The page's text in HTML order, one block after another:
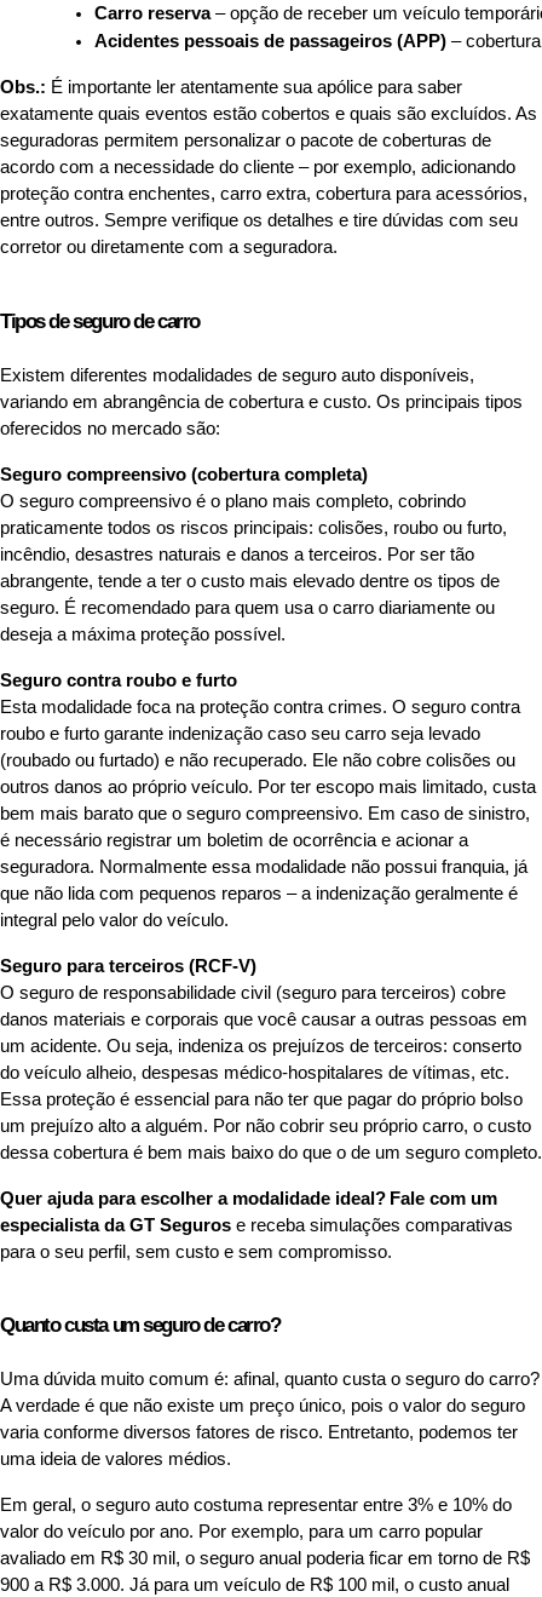
Carro reserva – opção de receber um veículo
Acidentes pessoais de passageiros (APP) –
Obs.: É importante ler atentamente sua apólice para saber
exatamente quais eventos estão cobertos e quais são excluídos. As
seguradoras permitem personalizar o pacote de coberturas de
acordo com a necessidade do cliente – por exemplo, adicionando
proteção contra enchentes, carro extra, cobertura para acessórios,
entre outros. Sempre verifique os detalhes e tire dúvidas com seu
corretor ou diretamente com a seguradora.
Tipos de seguro de carro
Existem diferentes modalidades de seguro auto disponíveis,
variando em abrangência de cobertura e custo. Os principais tipos
oferecidos no mercado são:
Seguro compreensivo (cobertura completa)
O seguro compreensivo é o plano mais completo, cobrindo
praticamente todos os riscos principais: colisões, roubo ou furto,
incêndio, desastres naturais e danos a terceiros. Por ser tão
abrangente, tende a ter o custo mais elevado dentre os tipos de
seguro. É recomendado para quem usa o carro diariamente ou
deseja a máxima proteção possível.
Seguro contra roubo e furto
Esta modalidade foca na proteção contra crimes. O seguro contra
roubo e furto garante indenização caso seu carro seja levado
(roubado ou furtado) e não recuperado. Ele não cobre colisões ou
outros danos ao próprio veículo. Por ter escopo mais limitado, custa
bem mais barato que o seguro compreensivo. Em caso de sinistro,
é necessário registrar um boletim de ocorrência e acionar a
seguradora. Normalmente essa modalidade não possui franquia, já
que não lida com pequenos reparos – a indenização geralmente é
integral pelo valor do veículo.
Seguro para terceiros (RCF-V)
O seguro de responsabilidade civil (seguro para terceiros) cobre
danos materiais e corporais que você causar a outras pessoas em
um acidente. Ou seja, indeniza os prejuízos de terceiros: conserto
do veículo alheio, despesas médico-hospitalares de vítimas, etc.
Essa proteção é essencial para não ter que pagar do próprio bolso
um prejuízo alto a alguém. Por não cobrir seu próprio carro, o custo
dessa cobertura é bem mais baixo do que o de um seguro completo.
Quer ajuda para escolher a modalidade ideal? Fale com um
especialista da GT Seguros e receba simulações comparativas
para o seu perfil, sem custo e sem compromisso.
Quanto custa um seguro de carro?
Uma dúvida muito comum é: afinal, quanto custa o seguro do carro?
A verdade é que não existe um preço único, pois o valor do seguro
varia conforme diversos fatores de risco. Entretanto, podemos ter
uma ideia de valores médios.
Em geral, o seguro auto costuma representar entre 3% e 10% do
valor do veículo por ano. Por exemplo, para um carro popular
avaliado em R$ 30 mil, o seguro anual poderia ficar em torno de R$
900 a R$ 3.000. Já para um veículo de R$ 100 mil, o custo anual